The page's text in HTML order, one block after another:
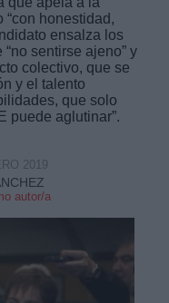
honestidad,
ensalza los
sentirse ajeno” y
colectivo, que se
y el talento
que solo
puede aglutinar”.
autor/a
2019